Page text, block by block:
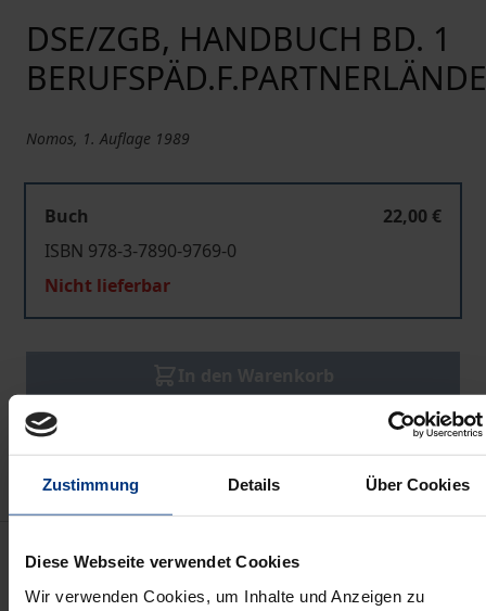
Zustimmung Details Über Cookies
Diese Webseite verwendet Cookies
Wir verwenden Cookies, um Inhalte und Anzeigen zu
DSE/ZGB, HANDBUCH BD. 1
Nomos, 1. Auflage 1989
Buch
22,00 €
ISBN 978-3-7890-9769-0
Nicht lieferbar
In den Warenkorb
Zur Wunschliste hinzufügen
Hinweise zu Versandkosten
Bibliografische Angaben